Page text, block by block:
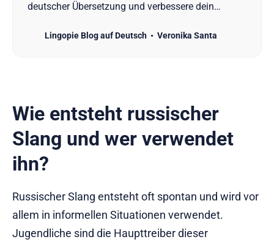
deutscher Übersetzung und verbessere dein
Lingopie Blog auf Deutsch Veronika Santa
Wie entsteht russischer
Slang und wer verwendet
ihn?
Russischer Slang entsteht oft spontan und wird vor
allem in informellen Situationen verwendet.
Jugendliche sind die Haupttreiber dieser